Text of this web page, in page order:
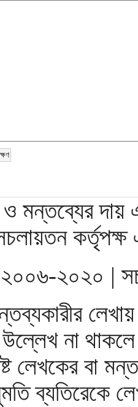
মন্তব্যের দায়
২০২০ |
না
লেখকের বা
ব্যতিরেকে